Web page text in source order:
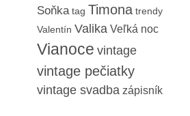
Soňka tag Timona trendy
Valentín Valika Veľká noc
Vianoce vintage
vintage pečiatky
vintage svadba zápisník